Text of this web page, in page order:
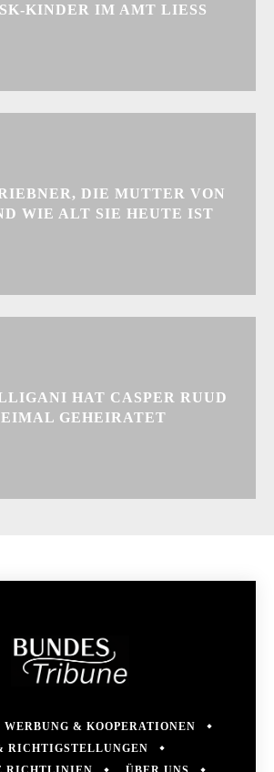
KINDER IM AMT LIESS
DIE MUTTER VON
WIE ALT SIE HEUTE IST
HAT CASPER RUUD
GEHEIRATET
WERBUNG & KOOPERATIONEN
RICHTIGSTELLUNGEN